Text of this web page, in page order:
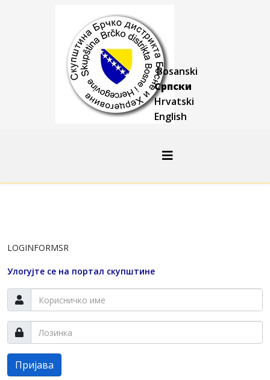
Bosanski
Српски
Hrvatski
English
LOGINFORMSR
Улогујте се на портал скупштине
Пријава